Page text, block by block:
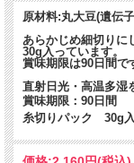
原材料:丸大豆(遺伝
あらかじめ細切りに
30g入っています。
賞味期限は90日間で
直射日光・高温多湿
賞味期限：90日間
糸切りパック 30g